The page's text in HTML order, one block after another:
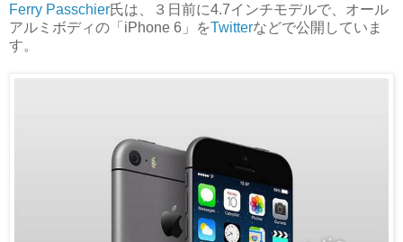
Ferry Passchier氏は、３日前に4.7インチモデルで、オール
アルミボディの「iPhone 6」をTwitterなどで公開していま
す。